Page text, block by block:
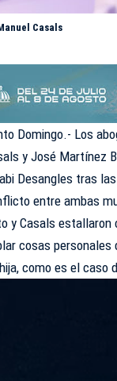
Casals
Domingo.- Los
y José Martínez
Desangles tras
entre ambas
y Casals estallaron
cosas
como es el caso